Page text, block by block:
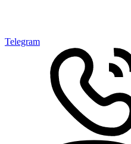
Telegram